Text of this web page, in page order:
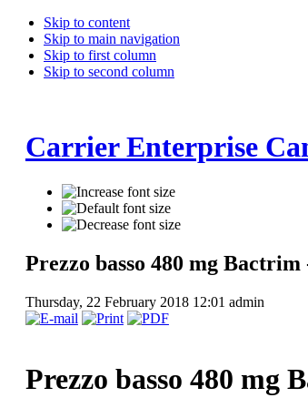
Skip to content
Skip to main navigation
Skip to first column
Skip to second column
Carrier Enterprise
Prezzo basso 480 mg
Thursday, 22 February 2018 12:01 admin
Prezzo basso 480 mg